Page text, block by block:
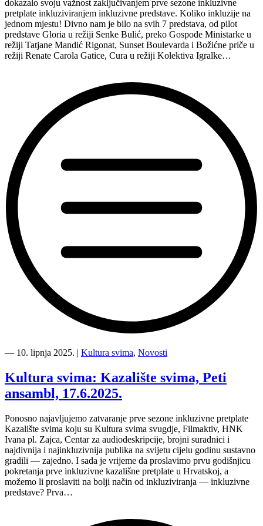
dokazalo svoju važnost zaključivanjem prve sezone inkluzivne
pretplate inkluziviranjem inkluzivne predstave. Koliko inkluzije na
jednom mjestu! Divno nam je bilo na svih 7 predstava, od pilot
predstave Gloria u režiji Senke Bulić, preko Gospođe Ministarke u
režiji Tatjane Mandić Rigonat, Sunset Boulevarda i Božićne priče u
režiji Renate Carola Gatice, Cura u režiji Kolektiva Igralke…
predstava
sezone
inkluzivne
predstave
svima”
― 10. lipnja 2025. | Kultura svima, Novosti
Kultura svima: Kazalište svima, Peti
ansambl, 17.6.2025.
Ponosno najavljujemo zatvaranje prve sezone inkluzivne pretplate
Kazalište svima koju su Kultura svima svugdje, Filmaktiv, HNK
Ivana pl. Zajca, Centar za audiodeskripcije, brojni suradnici i
najdivnija i najinkluzivnija publika na svijetu cijelu godinu sustavno
gradili — zajedno. I sada je vrijeme da proslavimo prvu godišnjicu
pokretanja prve inkluzivne kazališne pretplate u Hrvatskoj, a
možemo li proslaviti na bolji način od inkluziviranja — inkluzivne
predstave? Prva…